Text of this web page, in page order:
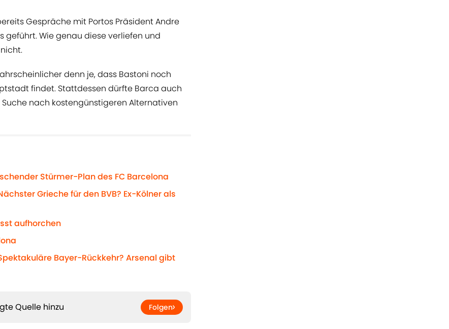
Gespräche mit Portos Präsident Andre
geführt. Wie genau diese verliefen und
denn je, dass Bastoni noch
findet. Stattdessen dürfte Barca auch
nach kostengünstigeren Alternativen
Stürmer-Plan des FC Barcelona
Grieche für den BVB? Ex-Kölner als
aufhorchen
Bayer-Rückkehr? Arsenal gibt
Quelle hinzu Folgen